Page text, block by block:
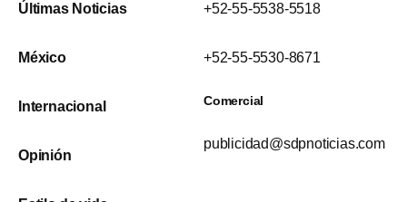
Últimas Noticias
México
Internacional
Opinión
+52-55-5538-5518
+52-55-5530-8671
Comercial
publicidad@sdpnoticias.com